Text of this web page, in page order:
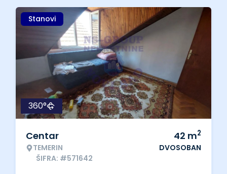
Stanovi
360°
Centar
TEMERIN
ŠIFRA: #571642
42 m2
DVOSOBAN